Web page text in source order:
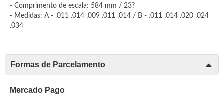
- Comprimento de escala: 584 mm / 23?
- Medidas: A - .011 .014 .009 .011 .014 / B - .011 .014 .020 .024
.034
Formas de Parcelamento
Mercado Pago